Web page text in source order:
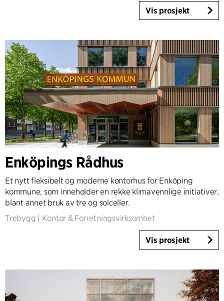
Vis prosjekt
Enköpings Rådhus
Et nytt fleksibelt og moderne kontorhus for Enköping
kommune, som inneholder en rekke klimavennlige initiativer,
blant annet bruk av tre og solceller.
Trebygg
Kontor & Forretningsvirksomhet
Vis prosjekt